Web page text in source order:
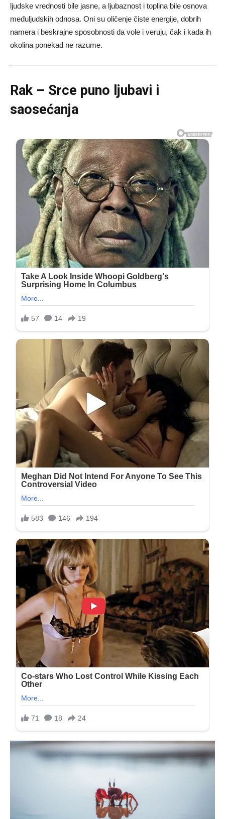
ljudske vrednosti bile jasne, a ljubaznost i toplina bile osnova
međuljudskih odnosa. Oni su oličenje čiste energije, dobrih
namera i beskrajne sposobnosti da vole i veruju, čak i kada ih
okolina ponekad ne razume.
Rak – Srce puno ljubavi i
saosećanja